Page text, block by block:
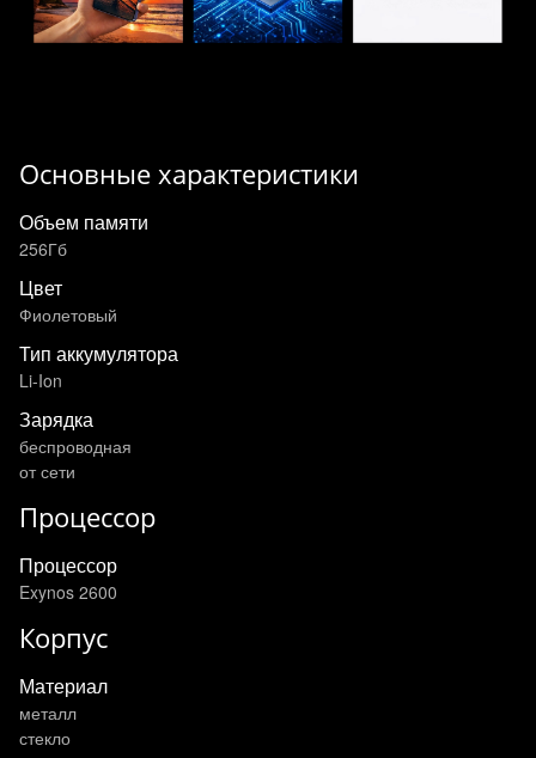
Основные характеристики
Объем памяти
256Гб
Цвет
Фиолетовый
Тип аккумулятора
Li-Ion
Зарядка
беспроводная
от сети
Процессор
Процессор
Exynos 2600
Корпус
Материал
металл
стекло